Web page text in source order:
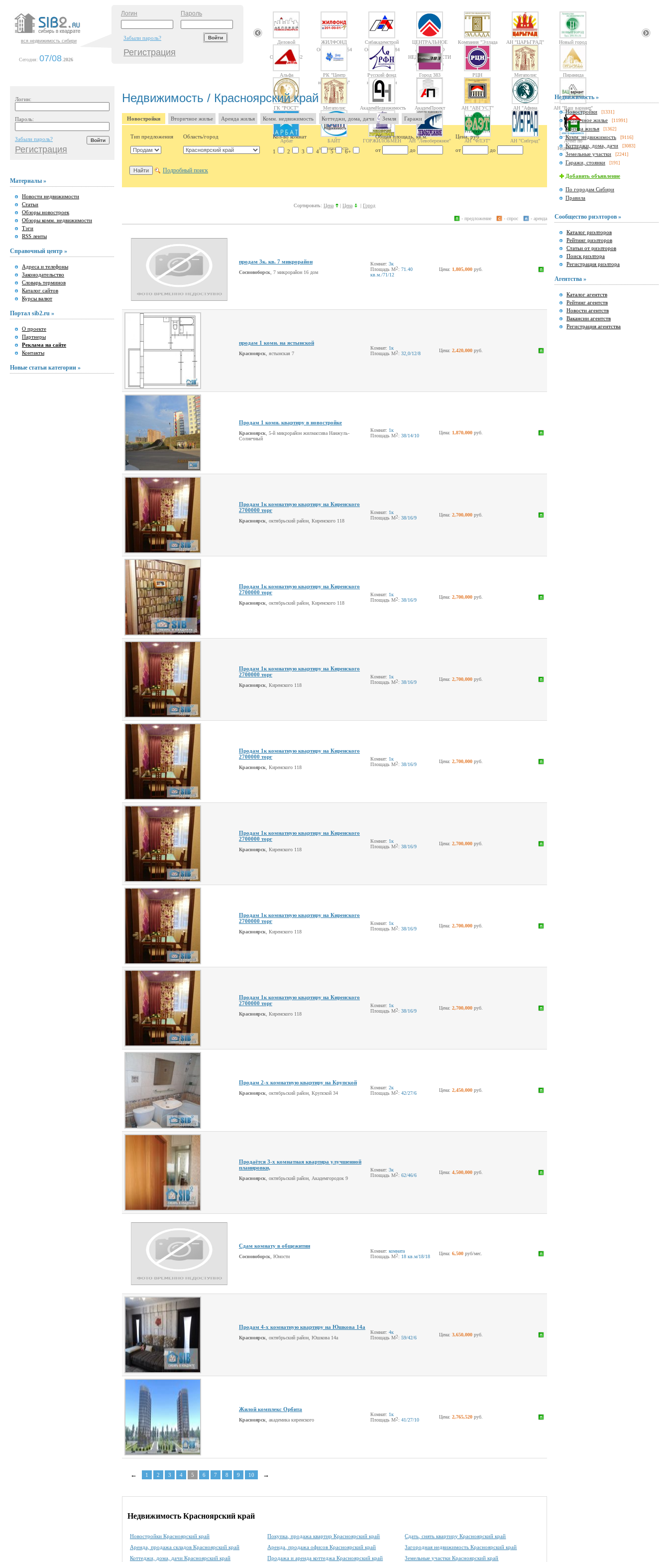
вся недвижимость сибири
Сегодня: 07/08 2026
Логин Пароль
Забыли пароль?
Регистрация
Деловой
Новосибирск
Объектов: 1362
ЖИЛФОНД
Объектов: 14754
Сибакадемстрой
Объектов: 10084
ЦЕНТРАЛЬНОЕ
АГЕНТСТВО
НЕДВИЖИМОСТИ
Объектов: 10
Компания "Эллада
2000"
АН "ЦАРЬГРАД" Новый город
Альфа
РК "Центр
недвижимости"
Русский фонд
недвижимости
Город 383 РЦН Мегаполис Пирамида
ГК "РОСТ" Мегаполис АкадемНедвижимость АкадемПроект АН "АВГУСТ"
АН "Афина
Паллада"
АН "Ваш вариант"
Арбат
БАЙТ
недвижимость
ГОРЖИЛОБМЕН АН "Левобережное" АН "ФЛЭТ" АН "Сибград"
Агент по
Недвижимости
Логин:
Пароль:
Забыли пароль?
Регистрация
Материалы »
Новости недвижимости
Статьи
Обзоры новостроек
Обзоры комм. недвижимости
Тэги
RSS ленты
Справочный центр »
Адреса и телефоны
Законодательство
Словарь терминов
Каталог сайтов
Курсы валют
Портал sib2.ru »
О проекте
Партнеры
Реклама на сайте
Контакты
Новые статьи категории »
Недвижимость / Красноярский край
Новостройки Вторичное жилье Аренда жилья Комм. недвижимость Коттеджи, дома, дачи Земля Гаражи
Тип предложения Область/город Кол-во комнат Общая площадь, кв.м. Цена, руб
1 2 3 4 5 6+ от до от до
Подробный поиск
Сортировать: Цена | Цена | Город
- аренда
- спрос
- предложение
продам 3к. кв. 7 микрорайон
Сосновоборск , 7 микрорайон 16 дом
Комнат: 3к
Площадь М2 : 71.40
кв.м. /71/12
Цена: 1,805,000 руб.
продам 1 комн. на ястынской
Красноярск , ястынская 7
Комнат: 1к
Площадь М2 : 32,0/12/8
Цена: 2,420,000 руб.
Продам 1 комн. квартиру в новостройке
Красноярск , 5-й микрорайон жилмассива Нанжуль-
Солнечный
Комнат: 1к
Площадь М2 : 38/14/10
Цена: 1,870,000 руб.
Продам 1к комнатную квартиру на Киренского
2700000 торг
Красноярск , октябрьский район, Киренского 118
Комнат: 1к
Площадь М2 : 38/16/9
Цена: 2,700,000 руб.
Продам 1к комнатную квартиру на Киренского
2700000 торг
Красноярск , октябрьский район, Киренского 118
Комнат: 1к
Площадь М2 : 38/16/9
Цена: 2,700,000 руб.
Продам 1к комнатную квартиру на Киренского
2700000 торг
Красноярск , Киренского 118
Комнат: 1к
Площадь М2 : 38/16/9
Цена: 2,700,000 руб.
Продам 1к комнатную квартиру на Киренского
2700000 торг
Красноярск , Киренского 118
Комнат: 1к
Площадь М2 : 38/16/9
Цена: 2,700,000 руб.
Продам 1к комнатную квартиру на Киренского
2700000 торг
Красноярск , Киренского 118
Комнат: 1к
Площадь М2 : 38/16/9
Цена: 2,700,000 руб.
Продам 1к комнатную квартиру на Киренского
2700000 торг
Красноярск , Киренского 118
Комнат: 1к
Площадь М2 : 38/16/9
Цена: 2,700,000 руб.
Продам 1к комнатную квартиру на Киренского
2700000 торг
Красноярск , Киренского 118
Комнат: 1к
Площадь М2 : 38/16/9
Цена: 2,700,000 руб.
Продам 2-х комнатную квартиру на Крупской
Красноярск , октябрьский район, Крупской 34
Комнат: 2к
Площадь М2 : 42/27/6
Цена: 2,450,000 руб.
Продаётся 3-х комнатная квартира улучшенной
планировки,
Красноярск , октябрьский район, Академгородок 9
Комнат: 3к
Площадь М2 : 62/46/6
Цена: 4,500,000 руб.
Сдам комнату в общежитии
Сосновоборск , Юности
Комнат: комната
Площадь М2 : 18 кв.м/18/18
Цена: 6,500 руб/мес.
Продам 4-х комнатную квартиру на Юшкова 14а
Красноярск , октябрьский район, Юшкова 14а
Комнат: 4к
Площадь М2 : 59/42/6
Цена: 3,650,000 руб.
Жилой комплекс Орбита
Красноярск , академика киренского
Комнат: 1к
Площадь М2 : 41/27/10
Цена: 2,765,520 руб.
← 1 2 3 4 5 6 7 8 9 10 →
Недвижимость Красноярский край
Новостройки Красноярский край Покупка, продажа квартир Красноярский край
Сдать, снять квартиру Красноярский край
Аренда, продажа складов Красноярский край
Аренда, продажа офисов Красноярский край
Загородная недвижимость Красноярский край
Коттеджи, дома, дачи Красноярский край
Продажа и аренда коттеджа Красноярский край Земельные участки Красноярский край
Недвижимость »
Новостройки [1331]
Вторичное жилье [11991]
Аренда жилья [1362]
Комм. недвижимость [9116]
Коттеджи, дома, дачи [3083]
Земельные участки [2241]
Гаражи, стоянки [191]
Добавить объявление
По городам Сибири
Правила
Сообщество риэлторов »
Каталог риэлторов
Рейтинг риэлторов
Статьи от риэлторов
Поиск риэлтора
Регистрация риэлтора
Агентства »
Каталог агентств
Рейтинг агентств
Новости агентств
Вакансии агентств
Регистрация агентства